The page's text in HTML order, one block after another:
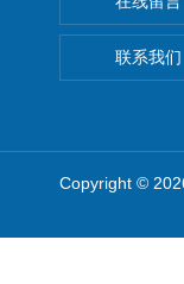
联系我们
Copyright ©